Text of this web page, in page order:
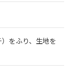
をふり、生地を